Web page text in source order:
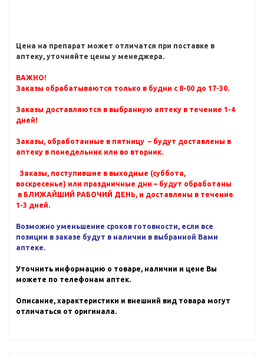
Цена на препарат может отличатся при поставке в
аптеку, уточняйте цены у менеджера.
ВАЖНО!
Заказы обрабатываются только в будни с 8-00 до 17-30.
Заказы доставляются в выбранную аптеку в течение 1-4
дней!
Заказы, обработанные в пятницу – будут доставлены в
аптеку в понедельник или во вторник.
Заказы, поступившие в выходные (суббота,
воскресенье) или праздничные дни – будут обработаны
в БЛИЖАЙШИЙ РАБОЧИЙ ДЕНЬ, и доставлены в течение
1-3 дней.
Возможно уменьшение сроков готовности, если все
позиции в заказе будут в наличии в выбранной Вами
аптеке.
Уточнить информацию о товаре, наличии и цене Вы
можете по телефонам аптек.
Описание, характеристики и внешний вид товара могут
отличаться от оригинала.